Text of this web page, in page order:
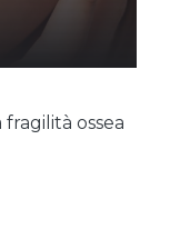
ossea